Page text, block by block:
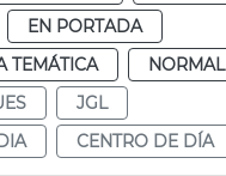
EN PORTADA
TEMÁTICA
NORMAL
JGL
CENTRO DE DÍA